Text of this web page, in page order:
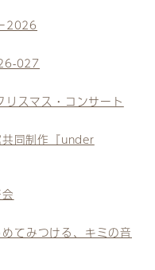
2026
027
スマス・コンサート
同制作『under
てみつける、キミの音